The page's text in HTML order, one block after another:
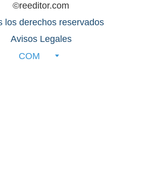
©reeditor.com
los derechos reservados
Avisos Legales